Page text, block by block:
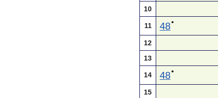
10
11 48●
12
13
14 48●
15